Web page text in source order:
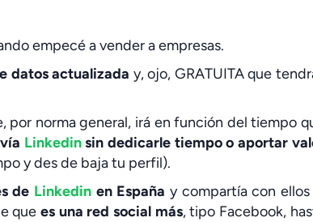
empecé a vender a empresas.
datos actualizada y, ojo, GRATUITA que
por norma general, irá en función del tiempo
Linkedinsin dedicarle tiempo o aportar
y des de baja tu perfil).
de Linkedin en España y compartía con ellos
que es una red social más, tipo Facebook,